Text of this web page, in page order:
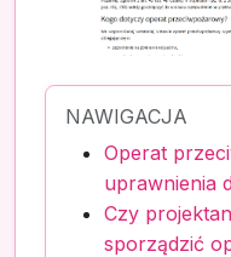
NAWIGACJA
Operat
uprawnienia
Czy
sporządzić